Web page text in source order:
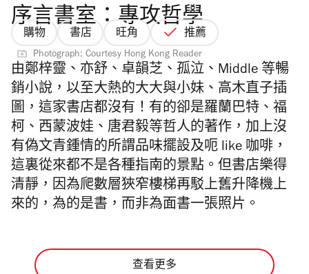
序言書室：專攻哲學
購物 書店 旺角 推薦
Photograph: Courtesy Hong Kong Reader
由鄭梓靈、亦舒、卓韻芝、孤泣、Middle 等暢
銷小說，以至大熱的大大與小妹、高木直子插
圖，這家書店都沒有！有的卻是羅蘭巴特、福
柯、西蒙波娃、唐君毅等哲人的著作，加上沒
有偽文青鍾情的所謂品味擺設及呃 like 咖啡，
這裏從來都不是各種指南的景點。但書店樂得
清靜，因為爬數層狹窄樓梯再駁上舊升降機上
來的，為的是書，而非為面書一張照片。
查看更多